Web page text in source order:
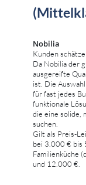
Nobilia
Kunden
Da Nobilia der
ausgereifte
ist. Die
für fast jedes
funktionale
die eine solide,
suchen.
Gilt als Preis-
bei 3.000 € bis
Familienküche
und 12.000 €.